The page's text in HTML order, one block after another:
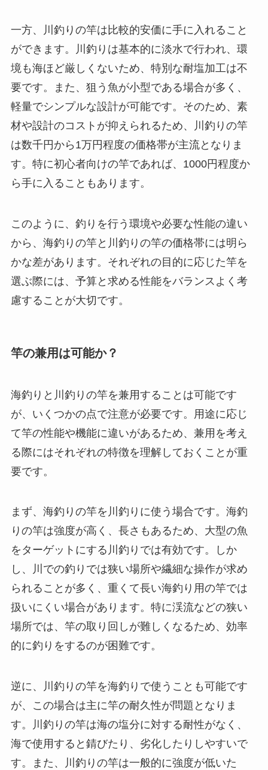
一方、川釣りの竿は比較的安価に手に入れること
ができます。川釣りは基本的に淡水で行われ、環
境も海ほど厳しくないため、特別な耐塩加工は不
要です。また、狙う魚が小型である場合が多く、
軽量でシンプルな設計が可能です。そのため、素
材や設計のコストが抑えられるため、川釣りの竿
は数千円から1万円程度の価格帯が主流となりま
す。特に初心者向けの竿であれば、1000円程度か
ら手に入ることもあります。
このように、釣りを行う環境や必要な性能の違い
から、海釣りの竿と川釣りの竿の価格帯には明ら
かな差があります。それぞれの目的に応じた竿を
選ぶ際には、予算と求める性能をバランスよく考
慮することが大切です。
竿の兼用は可能か？
海釣りと川釣りの竿を兼用することは可能です
が、いくつかの点で注意が必要です。用途に応じ
て竿の性能や機能に違いがあるため、兼用を考え
る際にはそれぞれの特徴を理解しておくことが重
要です。
まず、海釣りの竿を川釣りに使う場合です。海釣
りの竿は強度が高く、長さもあるため、大型の魚
をターゲットにする川釣りでは有効です。しか
し、川での釣りでは狭い場所や繊細な操作が求め
られることが多く、重くて長い海釣り用の竿では
扱いにくい場合があります。特に渓流などの狭い
場所では、竿の取り回しが難しくなるため、効率
的に釣りをするのが困難です。
逆に、川釣りの竿を海釣りで使うことも可能です
が、この場合は主に竿の耐久性が問題となりま
す。川釣りの竿は海の塩分に対する耐性がなく、
海で使用すると錆びたり、劣化したりしやすいで
す。また、川釣りの竿は一般的に強度が低いた